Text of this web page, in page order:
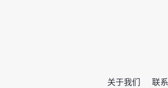
关于我们 联